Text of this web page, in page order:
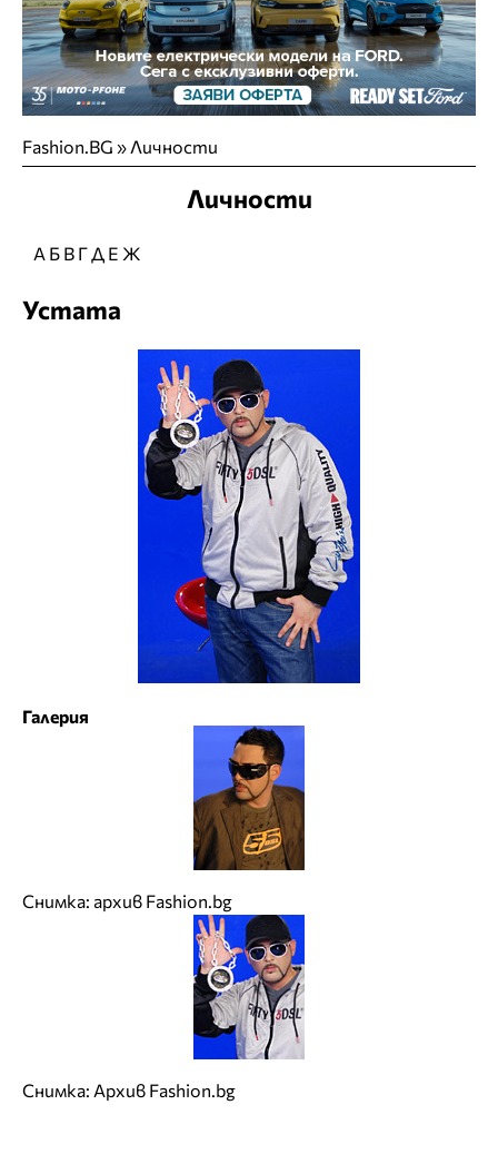
Fashion.BG » Личности
Личности
А Б В ГД Е Ж
Устата
Галерия
Снимка: архив Fashion.bg
Снимка: Архив Fashion.bg